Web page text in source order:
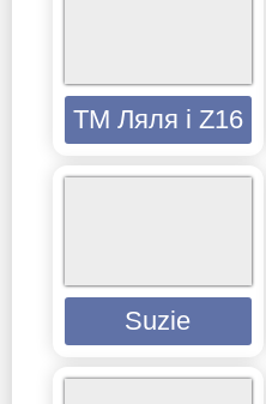
ТМ Ляля і Z16
Suzie